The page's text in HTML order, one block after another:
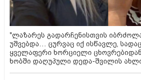
"ლაზარეს გადარჩენისთვის
უშვებდა… ცურვაც იქ ისწავლე,
ყველაფერი ხორციელი
ხობში დაღუპული დედა-შვილის